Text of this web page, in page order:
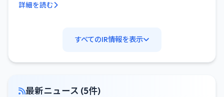
詳細を読む
すべてのIR情報を表示
最新ニュース (5件)